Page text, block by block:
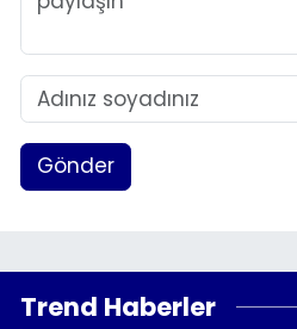
Gönder
Trend Haberler